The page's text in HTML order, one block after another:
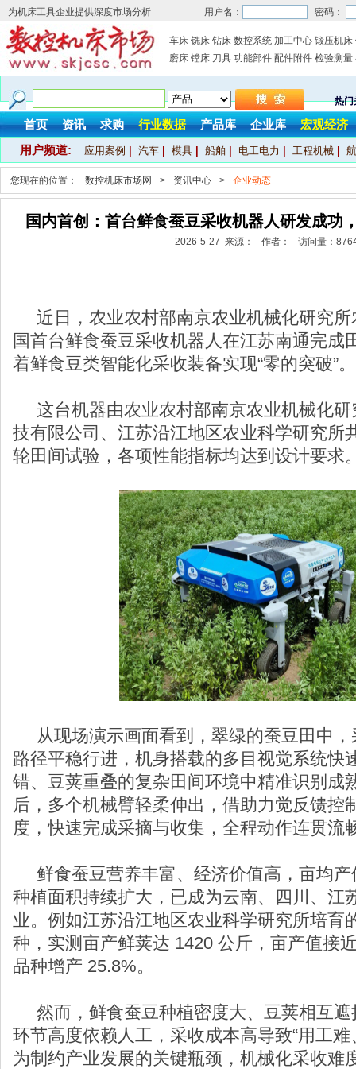
为机床工具企业提供深度市场分析 用户名： 密码：
车床 铣床 钻床 数控系统 加工中心 锻压机床
磨床 镗床 刀具 功能部件 配件附件 检验测量
热门
首页 资讯 求购 行业数据 产品库 企业库 宏观经济
用户频道: 应用案例 汽车 模具 船舶 电工电力 工程机械
您现在的位置： 数控机床市场网 > 资讯中心 > 企业动态
国内首创：首台鲜食蚕豆采收机器人研发成功
2026-5-27 来源：- 作者：- 访问量：
近日，农业农村部南京农业机械化研究所
国首台鲜食蚕豆采收机器人在江苏南通完成
着鲜食豆类智能化采收装备实现“零的突破”。
这台机器由农业农村部南京农业机械化研
技有限公司、江苏沿江地区农业科学研究所
轮田间试验，各项性能指标均达到设计要求
从现场演示画面看到，翠绿的蚕豆田中，
路径平稳行进，机身搭载的多目视觉系统快
错、豆荚重叠的复杂田间环境中精准识别成
后，多个机械臂轻柔伸出，借助力觉反馈控
度，快速完成采摘与收集，全程动作连贯流
鲜食蚕豆营养丰富、经济价值高，亩均产
种植面积持续扩大，已成为云南、四川、江
业。例如江苏沿江地区农业科学研究所培育
种，实测亩产鲜荚达 1420 公斤，亩产值接
品种增产 25.8%。
然而，鲜食蚕豆种植密度大、豆荚相互遮
环节高度依赖人工，采收成本高导致“用工
为制约产业发展的关键瓶颈，机械化采收难